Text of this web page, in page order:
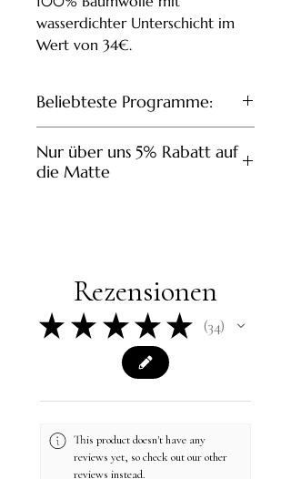
wasserdichter Unterschicht im
Wert von 34€.
Beliebteste Programme:
Frequenz)
Abwehrkräfte (60 Min.)
Nur über uns 5% Rabatt auf
die Matte
Rezensionen
★ ★ ★ ★ ★ 34
34
This product doesn't have any
reviews yet, so check out our other
reviews instead.